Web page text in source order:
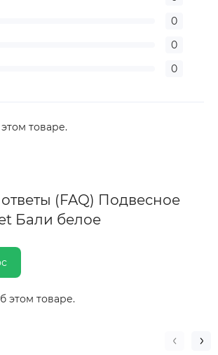
0
0
0
товаре.
(FAQ) Подвесное
Бали белое
этом товаре.